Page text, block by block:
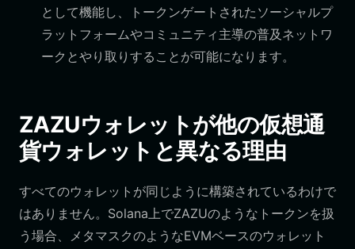
として機能し、トークンゲートされたソーシャルプ
ラットフォームやコミュニティ主導の普及ネットワ
ークとやり取りすることが可能になります。
ZAZUウォレットが他の仮想通
貨ウォレットと異なる理由
すべてのウォレットが同じように構築されているわけで
はありません。Solana上でZAZUのようなトークンを扱
う場合、メタマスクのようなEVMベースのウォレット